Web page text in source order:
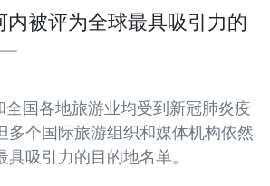
内被评为全球最具吸引力的
全国各地旅游业均受到新冠肺炎疫
多个国际旅游组织和媒体机构依然
吸引力的目的地名单。